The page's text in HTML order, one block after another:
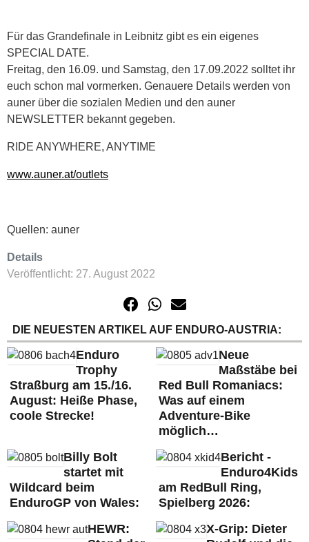
Für das Grandefinale in Leibnitz gibt es ein eigenes
SPECIAL DATE.
Freitag, den 16.09. und Samstag, den 17.09.2022 solltet ihr
euch schon mal vormerken. Genauere Details werden von
auner über die sozialen Medien und den auner
NEWSLETTER bekannt gegeben.
RIDE ANYWHERE, ANYTIME
www.auner.at/outlets
Quellen: auner
Details
Veröffentlicht: 27. August 2022
DIE NEUESTEN ARTIKEL AUF ENDURO-AUSTRIA:
Enduro
Trophy
Straßburg am 15./16.
August: Heiße Phase,
coole Strecke!
Neue
Maßstäbe bei
Red Bull Romaniacs:
Was auf einem
Adventure-Bike
möglich…
Billy Bolt
startet mit
Wildcard beim
EnduroGP von Wales:
Bericht -
Enduro4Kids
am RedBull Ring,
Spielberg 2026:
HEWR:
X-Grip: Dieter